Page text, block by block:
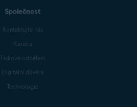
Společnost
Kontaktujte nás
Kariéra
Tiskové oddělení
Digitální důvěra
Technologie